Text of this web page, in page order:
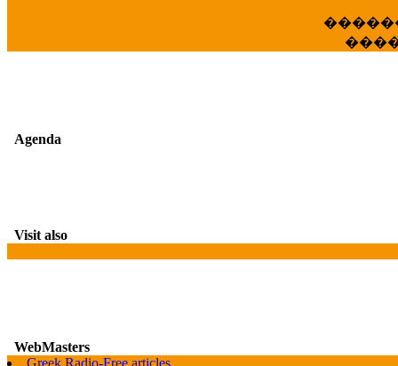
Agenda
Visit also
WebMasters
Greek Radio-Free articles